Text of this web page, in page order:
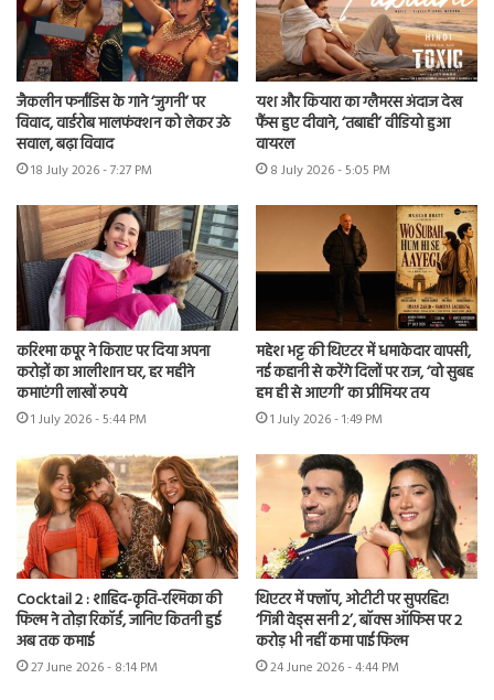
जैकलीन फर्नांडिस के गाने ‘जुगनी’ पर
विवाद, वार्डरोब मालफंक्शन को लेकर उठे
सवाल, बढ़ा विवाद
18 July 2026 - 7:27 PM
यश और कियारा का ग्लैमरस अंदाज देख
फैंस हुए दीवाने, ‘तबाही’ वीडियो हुआ
वायरल
8 July 2026 - 5:05 PM
करिश्मा कपूर ने किराए पर दिया अपना
करोड़ों का आलीशान घर, हर महीने
कमाएंगी लाखों रुपये
1 July 2026 - 5:44 PM
महेश भट्ट की थिएटर में धमाकेदार वापसी,
नई कहानी से करेंगे दिलों पर राज, ‘वो सुबह
हम ही से आएगी’ का प्रीमियर तय
1 July 2026 - 1:49 PM
Cocktail 2 : शाहिद-कृति-रश्मिका की
फिल्म ने तोड़ा रिकॉर्ड, जानिए कितनी हुई
अब तक कमाई
27 June 2026 - 8:14 PM
थिएटर में फ्लॉप, ओटीटी पर सुपरहिट!
‘गिन्नी वेड्स सनी 2’, बॉक्स ऑफिस पर 2
करोड़ भी नहीं कमा पाई फिल्म
24 June 2026 - 4:44 PM